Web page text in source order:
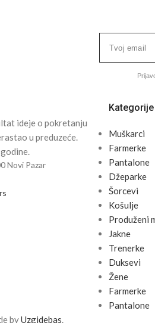
ideje o pokretanju
u preduzeće.
Novi Pazar
Kategorije
Muškarci
Farmerke
Pantalone
Džeparke
Šorcevi
Košulje
Produženi
Jakne
Trenerke
Duksevi
Žene
Farmerke
Pantalone
byUzgidebas.